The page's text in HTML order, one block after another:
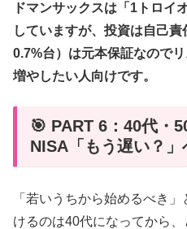
ドマンサックスは「1トロイ
していますが、投資は自己
0.7%台）は元本保証なので
増やしたい人向けです。
🎯 PART 6：40代・
NISA「もう遅い？」
「若いうちから始めるべき
けるのは40代になってから、